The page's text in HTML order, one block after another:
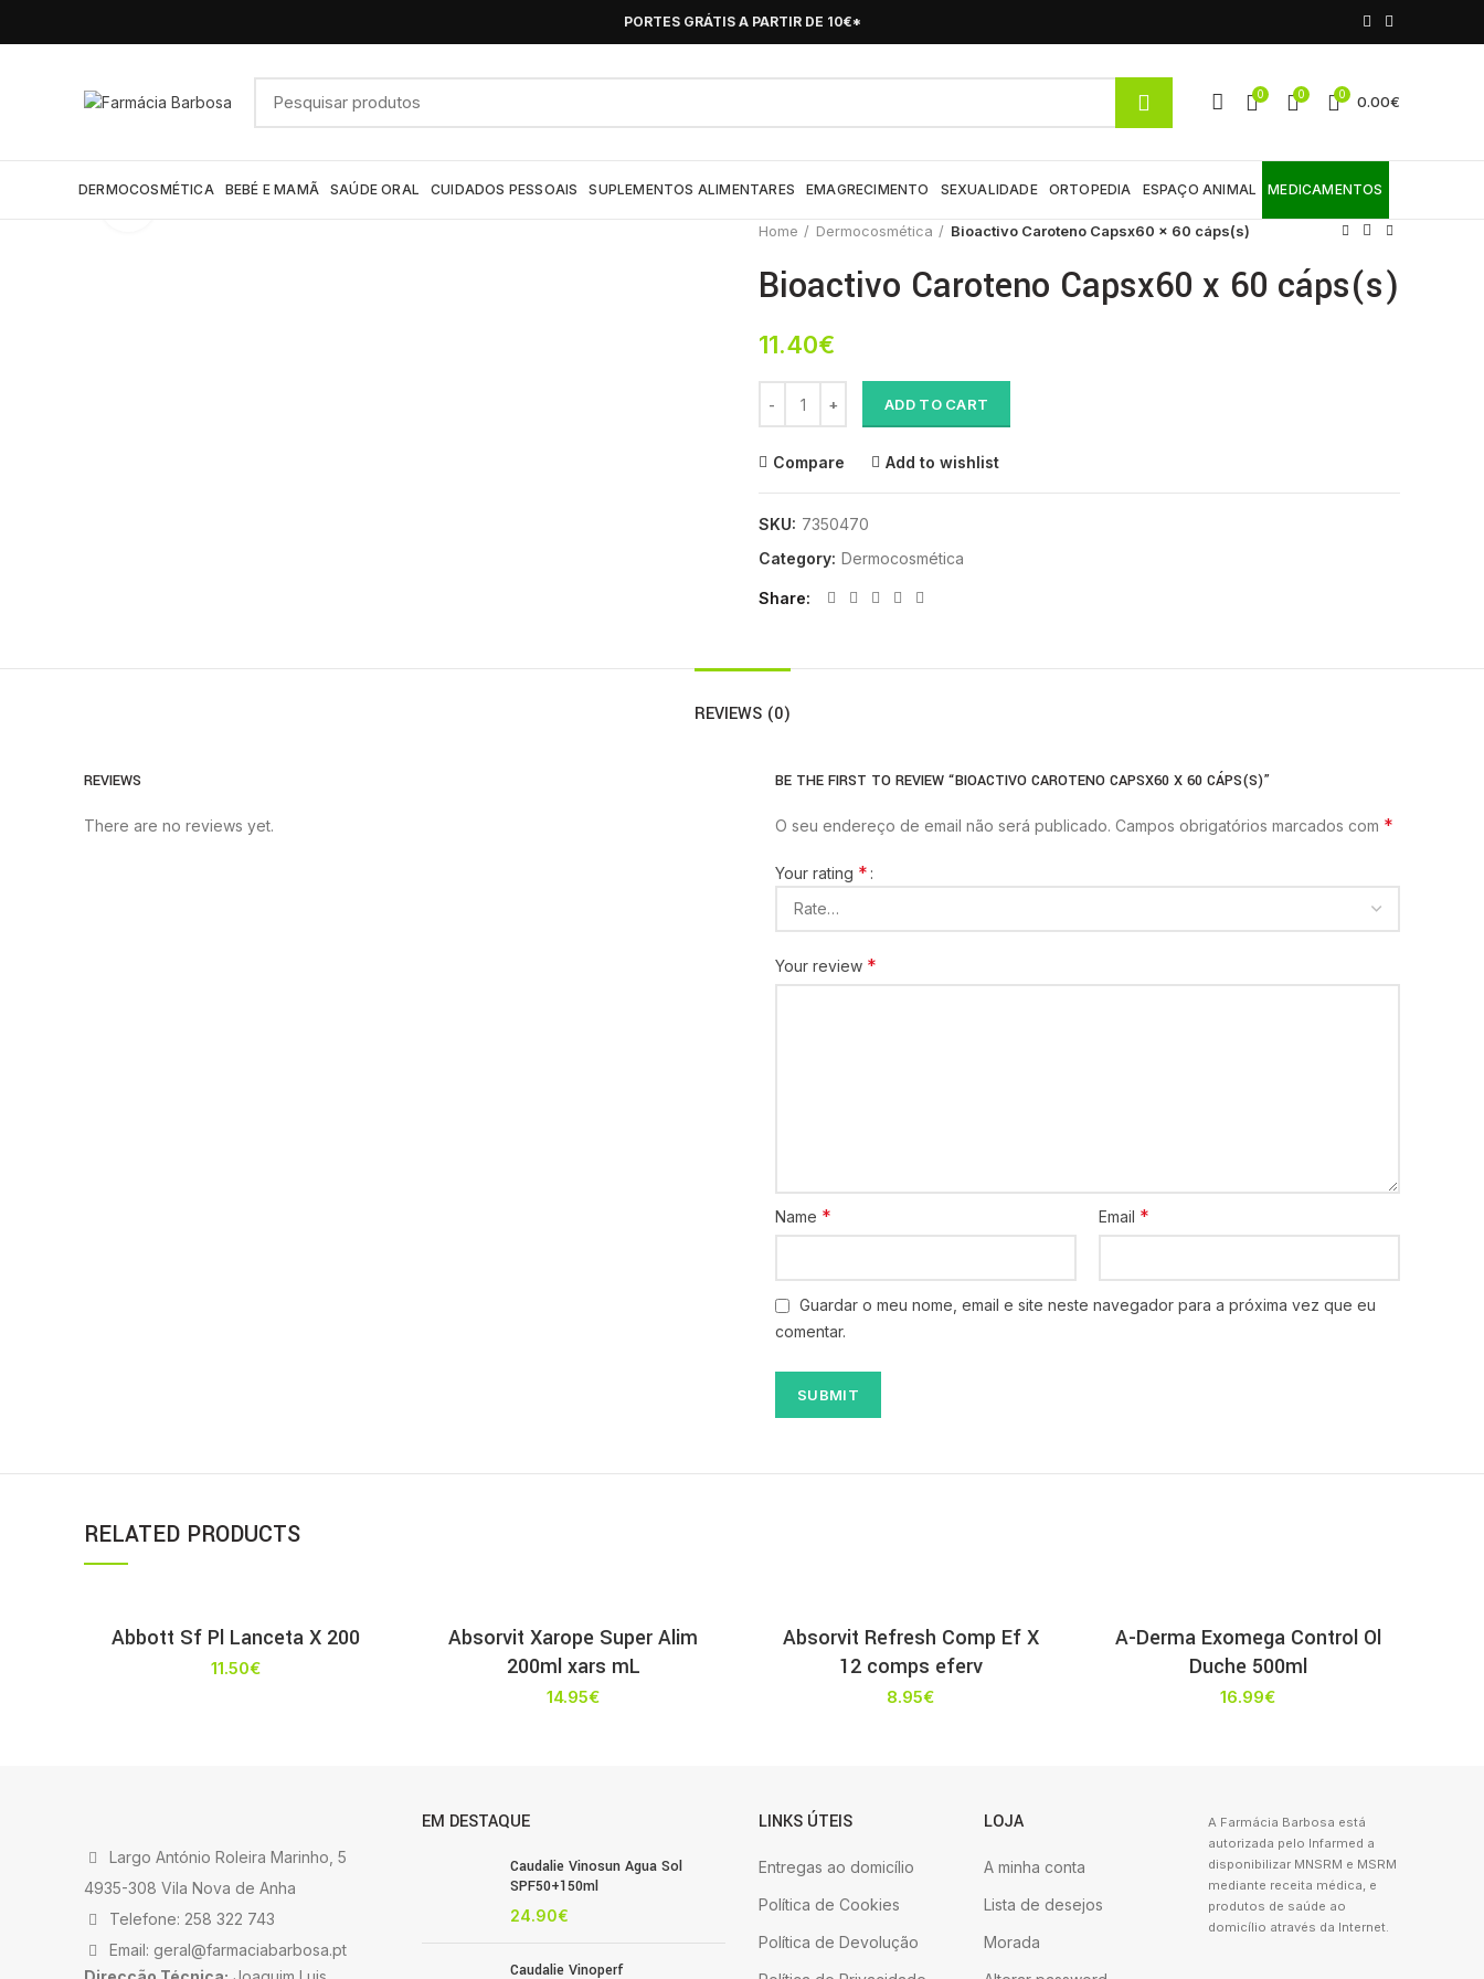
PORTES GRÁTIS A PARTIR DE 10€*
0 0 0 0.00€
DERMOCOSMÉTICA BEBÉ E MAMÃ SAÚDE ORAL CUIDADOS PESSOAIS SUPLEMENTOS ALIMENTARES EMAGRECIMENTO SEXUALIDADE ORTOPEDIA ESPAÇO ANIMAL MEDICAMENTOS
Home
Dermocosmética Bioactivo Caroteno Capsx60 x 60 cáps(s)
Bioactivo Caroteno Capsx60 x 60 cáps(s)
11.40€
ADD TO CART
Compare Add to wishlist
SKU: 7350470
Category: Dermocosmética
Share
REVIEWS (0)
REVIEWS
There are no reviews yet.
BE THE FIRST TO REVIEW “BIOACTIVO CAROTENO CAPSX60 X 60 CÁPS(S)”
O seu endereço de email não será publicado. Campos obrigatórios marcados com *
Your rating *
Your review *
Name * Email *
Guardar o meu nome, email e site neste navegador para a próxima vez que eu
comentar.
RELATED PRODUCTS
Abbott Sf Pl Lanceta X 200
11.50€
Absorvit Xarope Super Alim
200ml xars mL
14.95€
Absorvit Refresh Comp Ef X
12 comps eferv
8.95€
A-Derma Exomega Control Ol
Duche 500ml
16.99€
Largo António Roleira Marinho, 5
4935-308 Vila Nova de Anha
Telefone: 258 322 743
Email: geral@farmaciabarbosa.pt
EM DESTAQUE
Caudalie Vinosun Agua Sol
SPF50+150ml
24.90€
Caudalie Vinoperf
LINKS ÚTEIS
Entregas ao domicílio
Política de Cookies
Política de Devolução
LOJA
A minha conta
Lista de desejos
Morada
A Farmácia Barbosa está
autorizada pelo Infarmed a
disponibilizar MNSRM e MSRM
mediante receita médica, e
produtos de saúde ao
domicílio através da Internet.